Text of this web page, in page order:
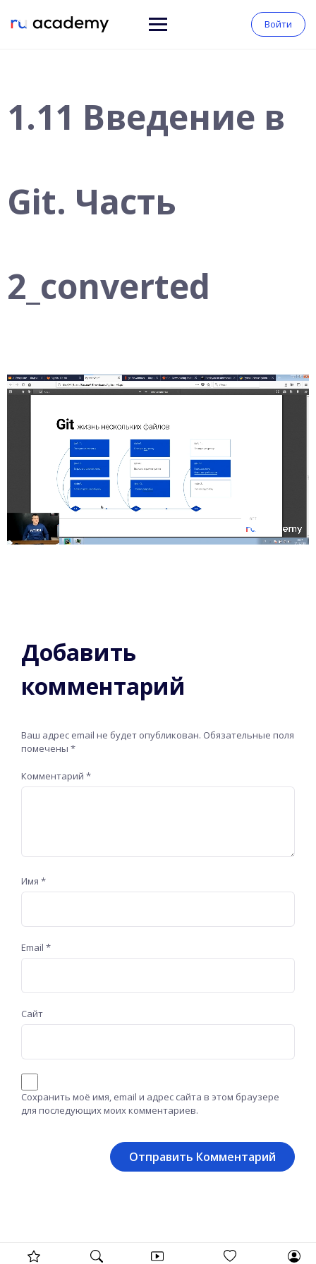
Войти
1.11 Введение в
Git. Часть
2_converted
Добавить
комментарий
Ваш адрес email не будет опубликован. Обязательные поля
помечены *
Комментарий *
Имя *
Email *
Сайт
Сохранить моё имя, email и адрес сайта в этом браузере
для последующих моих комментариев.